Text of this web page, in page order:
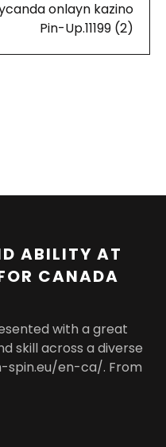
onlayn kazino
Pin-Up.11199 (2)
ABILITY AT
CANADA
with a great
skill across a diverse
spin.eu/en-ca/. From